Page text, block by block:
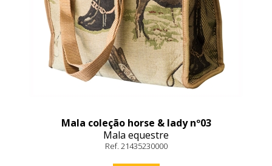
Mala coleção horse & lady nº03
Mala equestre
Ref. 21435230000